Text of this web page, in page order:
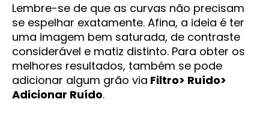
Lembre-se de que as curvas não precisam
se espelhar exatamente. Afina, a ideia é ter
uma imagem bem saturada, de contraste
considerável e matiz distinto. Para obter os
melhores resultados, também se pode
adicionar algum grão via Filtro> Ruído>
Adicionar Ruído.